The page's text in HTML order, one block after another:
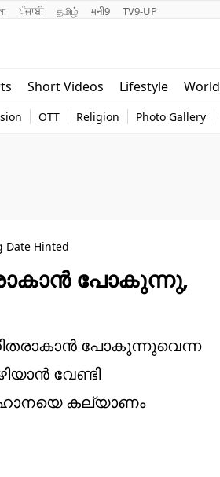
ਪੰਜਾਬੀ தமிழ் मनी9 TV9-UP
Short Videos Lifestyle World
Web Story
OTT Religion Photo Gallery
Date Hinted
പോകുന്നു,
പോകുന്നുവെന്ന
വേണ്ടി
കല്യാണം